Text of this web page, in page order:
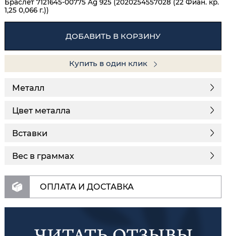
Браслет 7121645-00775 Ag 925 (2020254557028 (22 Фиан. кр.
1,25 0,066 г.))
ДОБАВИТЬ В КОРЗИНУ
Купить в один клик
Металл
Цвет металла
Вставки
Вес в граммах
ОПЛАТА И ДОСТАВКА